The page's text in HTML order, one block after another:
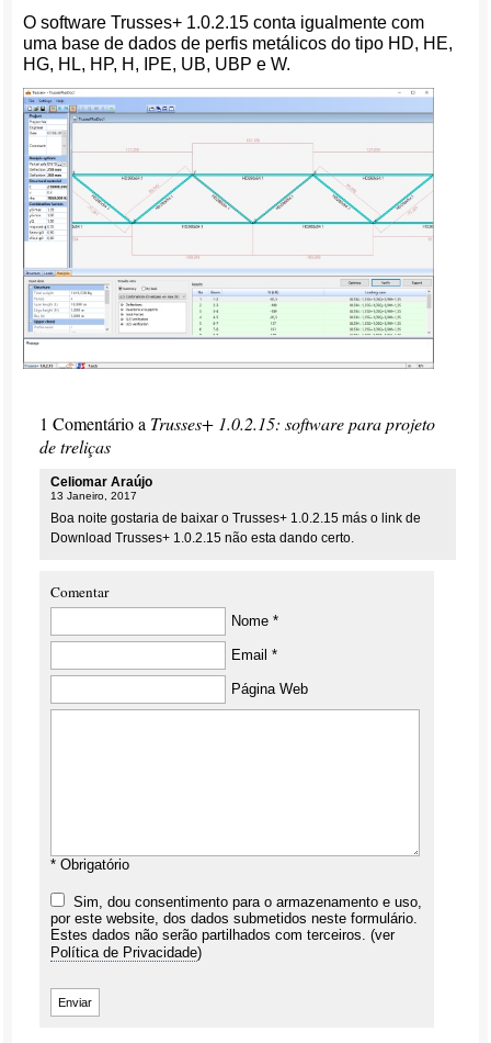
O software Trusses+ 1.0.2.15 conta igualmente com
uma base de dados de perfis metálicos do tipo HD, HE,
HG, HL, HP, H, IPE, UB, UBP e W.
1 Comentário a Trusses+ 1.0.2.15: software para projeto
de treliças
Celiomar Araújo
13 Janeiro, 2017
Boa noite gostaria de baixar o Trusses+ 1.0.2.15 más o link de
Download Trusses+ 1.0.2.15 não esta dando certo.
Comentar
Nome *
Email *
Página Web
* Obrigatório
Sim, dou consentimento para o armazenamento e uso,
por este website, dos dados submetidos neste formulário.
Estes dados não serão partilhados com terceiros. (ver
Política de Privacidade)